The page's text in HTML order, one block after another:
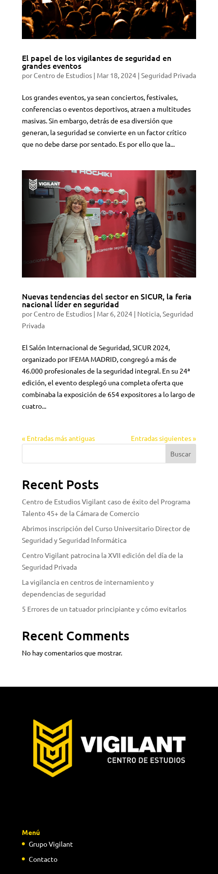
El papel de los vigilantes de seguridad en
grandes eventos
porCentro de Estudios| Mar 18, 2024| Seguridad Privada
Los grandes eventos, ya sean conciertos, festivales,
conferencias o eventos deportivos, atraen a multitudes
masivas. Sin embargo, detrás de esa diversión que
generan, la seguridad se convierte en un factor crítico
que no debe darse por sentado. Es por ello que la...
Nuevas tendencias del sector en SICUR, la feria
nacional líder en seguridad
porCentro de Estudios| Mar 6, 2024| Noticia,Seguridad
Privada
El Salón Internacional de Seguridad, SICUR 2024,
organizado por IFEMA MADRID, congregó a más de
46.000 profesionales de la seguridad integral. En su 24ª
edición, el evento desplegó una completa oferta que
combinaba la exposición de 654 expositores a lo largo de
cuatro...
« Entradas más antiguas
Entradas siguientes »
Buscar
Recent Posts
Centro de Estudios Vigilant caso de éxito del Programa
Talento 45+ de la Cámara de Comercio
Abrimos inscripción del Curso Universitario Director de
Seguridad y Seguridad Informática
Centro Vigilant patrocina la XVII edición del día de la
Seguridad Privada
La vigilancia en centros de internamiento y
dependencias de seguridad
5 Errores de un tatuador principiante y cómo evitarlos
Recent Comments
No hay comentarios que mostrar.
Menú
Grupo Vigilant
Contacto